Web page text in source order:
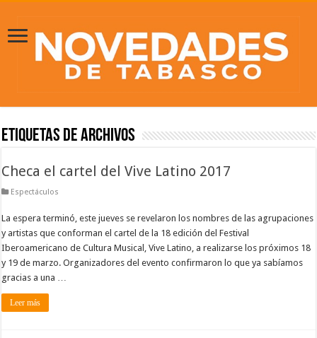
Etiquetas de Archivos
Checa el cartel del Vive Latino 2017
Espectáculos
La espera terminó, este jueves se revelaron los nombres de las agrupaciones
y artistas que conforman el cartel de la 18 edición del Festival
Iberoamericano de Cultura Musical, Vive Latino, a realizarse los próximos 18
y 19 de marzo. Organizadores del evento confirmaron lo que ya sabíamos
gracias a una …
Leer más